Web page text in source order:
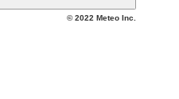
© 2022 Meteo Inc.